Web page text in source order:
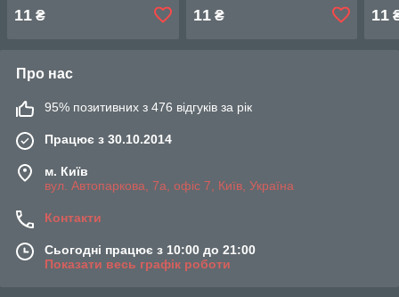
11 ₴ 11₴ 11
Про нас
95% позитивних з 476 відгуків за рік
Працює з 30.10.2014
м. Київ
вул. Автопаркова, 7а, офіс 7, Київ, Україна
Контакти
Сьогодні працює з 10:00 до 21:00
Показати весь графік роботи